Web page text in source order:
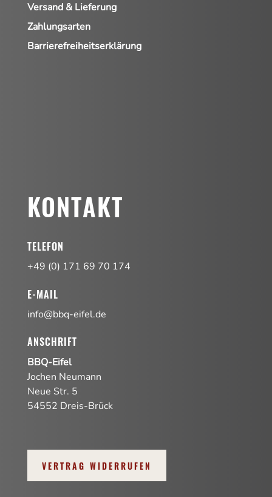
Versand & Lieferung
Zahlungsarten
Barrierefreiheitserklärung
KONTAKT
TELEFON
+49 (0) 171 69 70 174
E-MAIL
info@bbq-eifel.de
ANSCHRIFT
BBQ-Eifel
Jochen Neumann
Neue Str. 5
54552 Dreis-Brück
VERTRAG WIDERRUFEN